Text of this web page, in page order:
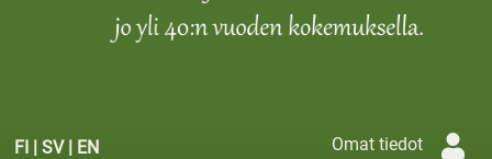
FI | SV| EN Omat tiedot